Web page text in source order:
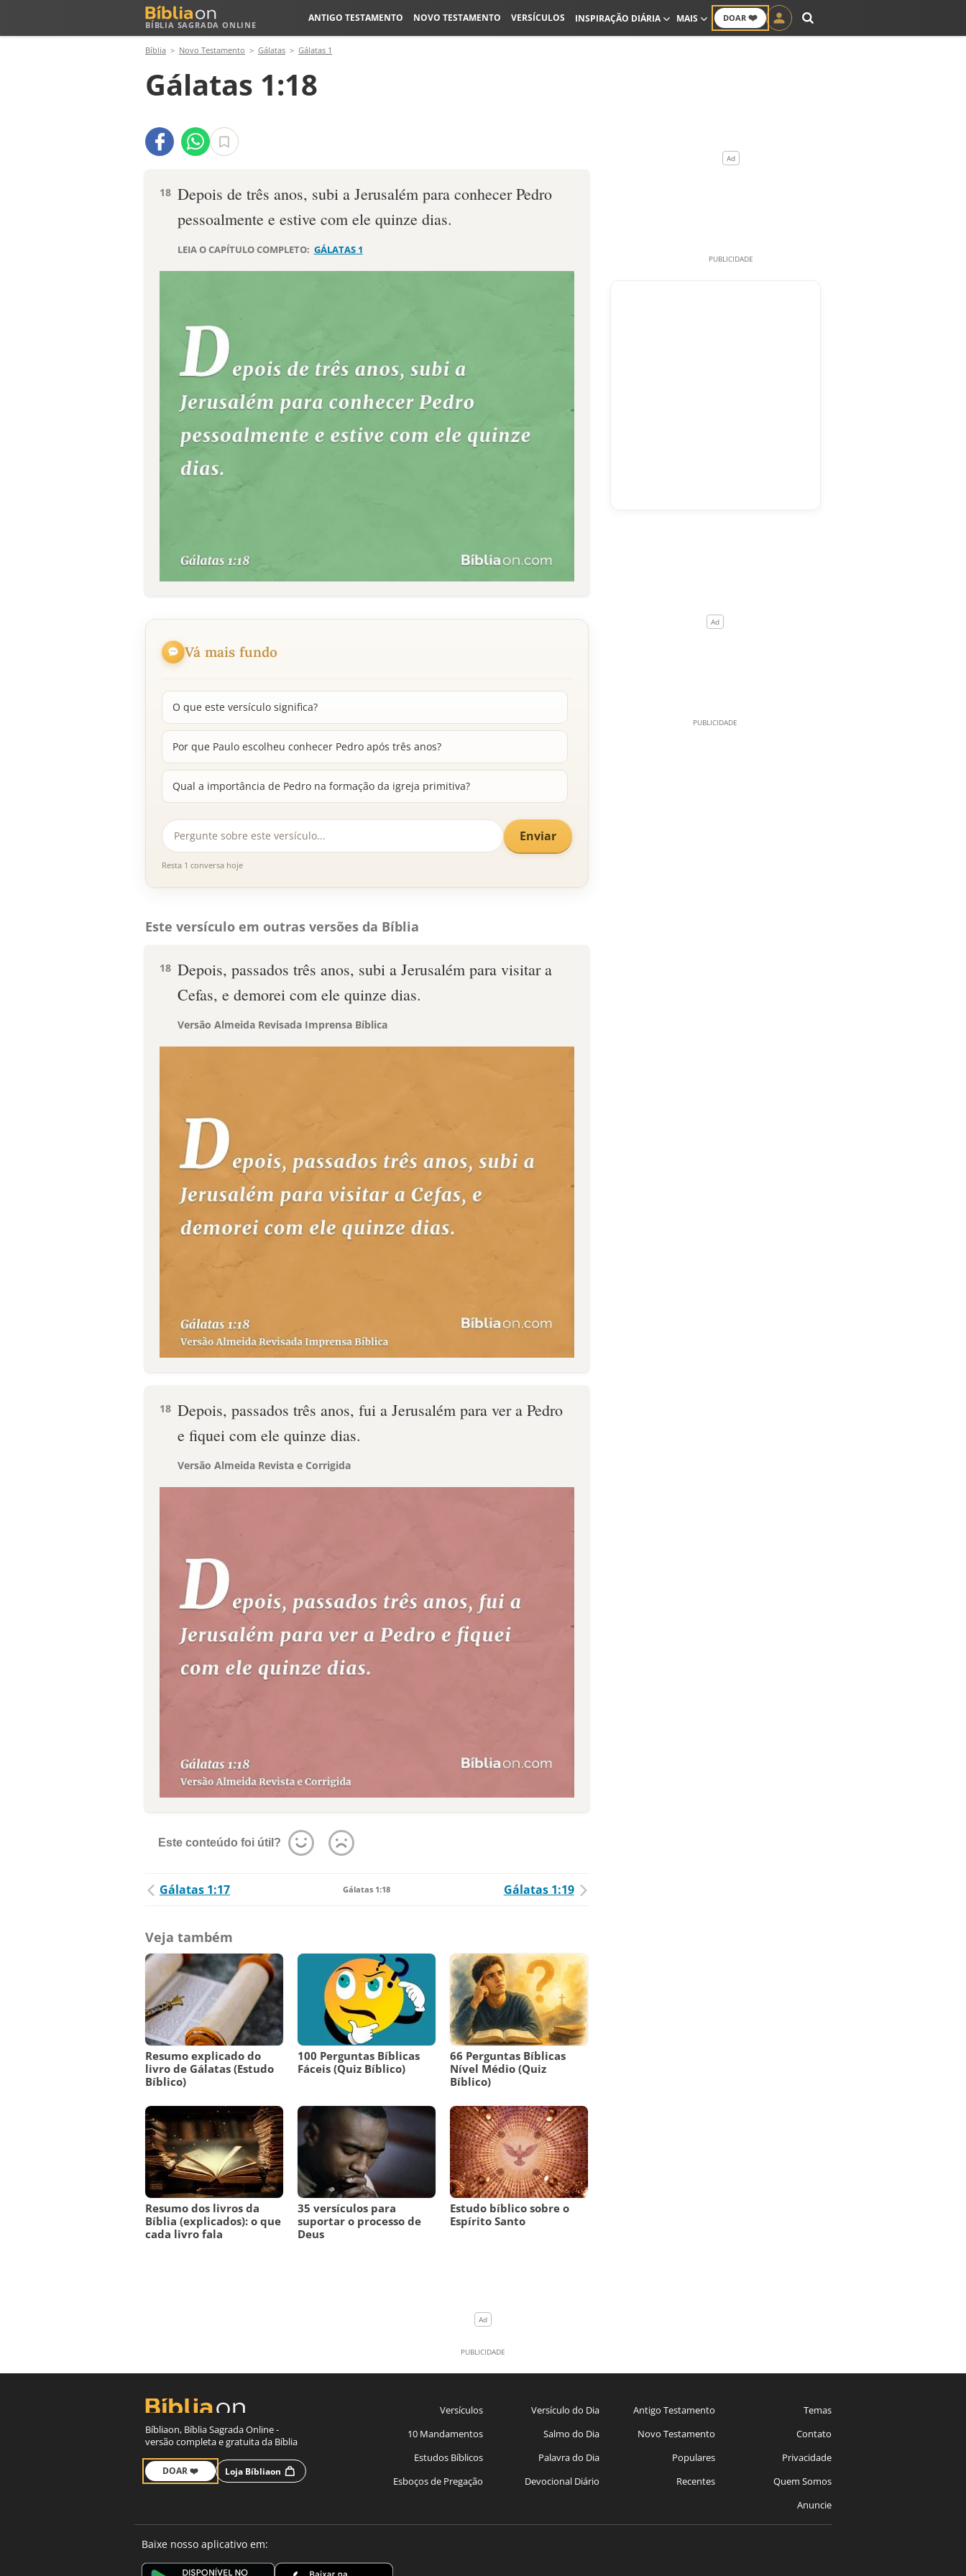
BÍBLIA SAGRADA ONLINE
DOAR ❤️
ANTIGO TESTAMENTO NOVO TESTAMENTO VERSÍCULOS INSPIRAÇÃO DIÁRIA MAIS
Bíblia Novo Testamento Gálatas Gálatas 1
Gálatas 1:18
18 Depois de três anos, subi a Jerusalém para conhecer Pedro
pessoalmente e estive com ele quinze dias.
LEIA O CAPÍTULO COMPLETO: GÁLATAS 1
Vá mais fundo
O que este versículo significa?
Por que Paulo escolheu conhecer Pedro após três anos?
Qual a importância de Pedro na formação da igreja primitiva?
Enviar
Resta 1 conversa hoje
Este versículo em outras versões da Bíblia
18 Depois, passados três anos, subi a Jerusalém para visitar a
Cefas, e demorei com ele quinze dias.
Versão Almeida Revisada Imprensa Bíblica
18 Depois, passados três anos, fui a Jerusalém para ver a Pedro
e fiquei com ele quinze dias.
Versão Almeida Revista e Corrigida
Este conteúdo foi útil?
Gálatas 1:17 Gálatas 1:18 Gálatas 1:19
Veja também
Resumo explicado do
livro de Gálatas (Estudo
Bíblico)
100 Perguntas Bíblicas
Fáceis (Quiz Bíblico)
66 Perguntas Bíblicas
Nível Médio (Quiz
Bíblico)
Resumo dos livros da
Bíblia (explicados): o que
cada livro fala
35 versículos para
suportar o processo de
Deus
Estudo bíblico sobre o
Espírito Santo
Bíbliaon, Bíblia Sagrada Online -
versão completa e gratuita da Bíblia
DOAR ❤️ Loja Bíbliaon
Versículos
10 Mandamentos
Estudos Bíblicos
Esboços de Pregação
Versículo do Dia
Salmo do Dia
Palavra do Dia
Devocional Diário
Antigo Testamento
Novo Testamento
Populares
Recentes
Temas
Contato
Privacidade
Quem Somos
Anuncie
Baixe nosso aplicativo em: